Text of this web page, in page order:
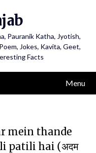
Pauranik Katha, Jyotish,
Jokes, Kavita, Geet,
Facts
Menu
mein thande
patili hai (अदम